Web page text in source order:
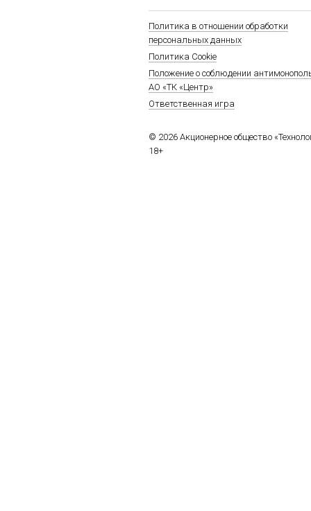
Политика в отношении обработки
персональных данных
Политика Cookie
Положение о соблюдении
АО «ТК «Центр»
Ответственная игра
© 2026 Акционерное общество
18+